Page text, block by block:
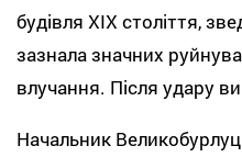
будівля ХІХ століття,
зазнала значних
влучання. Після удару
Начальник